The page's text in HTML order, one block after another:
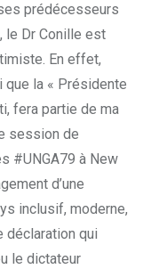
prédécesseurs
le Dr Conille est
En effet,
que la « Présidente
fera partie de ma
session de
#UNGA79 à New
d’une
inclusif, moderne,
déclaration qui
le dictateur